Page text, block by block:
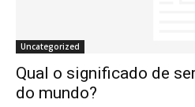
Uncategorized
Qual o significado de
do mundo?